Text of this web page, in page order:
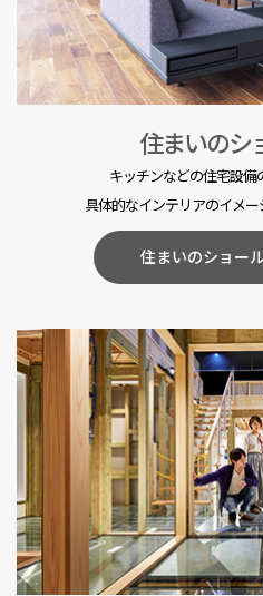
住まいのシ
キッチンなどの住宅設備
具体的なインテリアのイメー
住まいのショー